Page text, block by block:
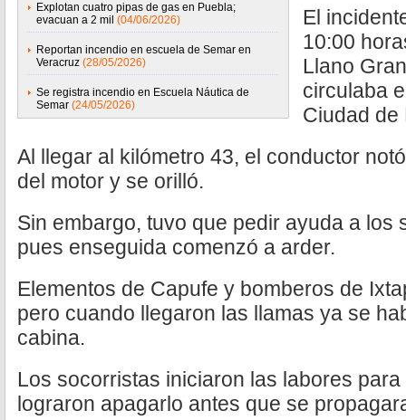
Explotan cuatro pipas de gas en Puebla;
evacuan a 2 mil (04/06/2026)
Reportan incendio en escuela de Semar en
Veracruz (28/05/2026)
Se registra incendio en Escuela Náutica de
Semar (24/05/2026)
El
10:00
Llano
circulaba
Ciudad de
Al llegar al kilómetro 43, el conductor
del motor y se orilló.
Sin embargo, tuvo que pedir ayuda a los
pues enseguida comenzó a arder.
Elementos de Capufe y bomberos de
pero cuando llegaron las llamas ya se
cabina.
Los socorristas iniciaron las labores
lograron apagarlo antes que se